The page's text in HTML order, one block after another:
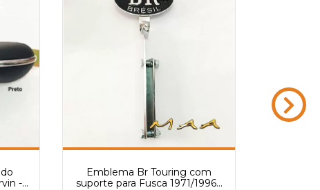
-
Emblema Br Touring com
suporte para Fusca 1971/1996 -